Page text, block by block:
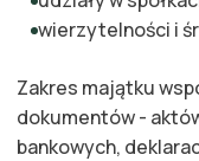
wierzytelności i
Zakres majątku
dokumentów -
bankowych,